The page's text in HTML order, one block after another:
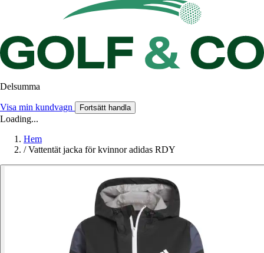
Delsumma
Visa min kundvagn Fortsätt handla
Loading...
Hem
/ Vattentät jacka för kvinnor adidas RDY